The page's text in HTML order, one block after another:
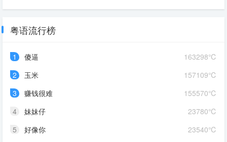
粤语流行榜
163298℃
1
傻逼
157109℃
2
玉米
155570℃
3
赚钱很难
23780℃
4
妹妹仔
23540℃
5
好像你